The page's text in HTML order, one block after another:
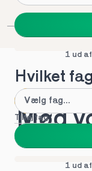
1 ud
Hvilket
Tilføj fag
1 ud
Mød